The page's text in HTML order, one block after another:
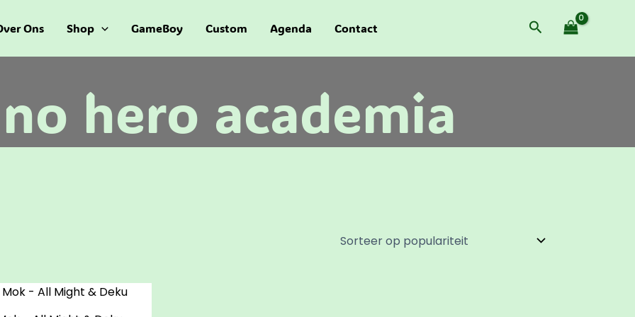
Ons Shop GameBoy Custom Agenda Contact Zoeken
hero academia